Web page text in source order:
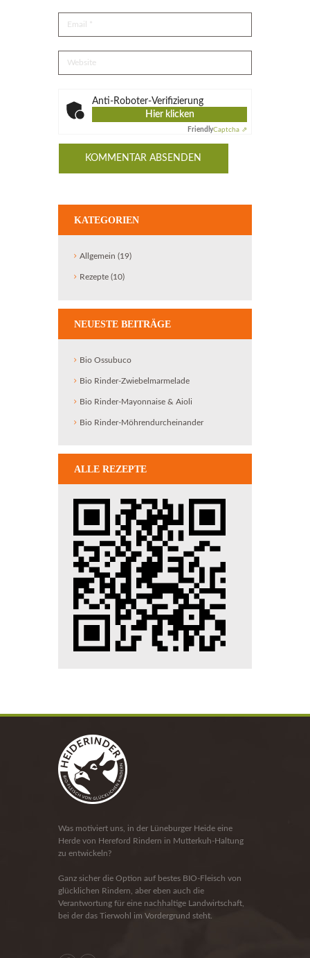
Anti-Roboter-Verifizierung
Hier klicken
FriendlyCaptcha ⇗
KATEGORIEN
Allgemein (19)
Rezepte (10)
NEUESTE BEITRÄGE
Bio Ossubuco
Bio Rinder-Zwiebelmarmelade
Bio Rinder-Mayonnaise & Aioli
Bio Rinder-Möhrendurcheinander
ALLE REZEPTE
Was motiviert uns, in der Lüneburger Heide eine
Herde von Hereford Rindern in Mutterkuh-Haltung
zu entwickeln?
Ganz sicher die Option auf bestes BIO-Fleisch von
glücklichen Rindern, aber eben auch die
Verantwortung für eine nachhaltige Landwirtschaft,
bei der das Tierwohl im Vordergrund steht.